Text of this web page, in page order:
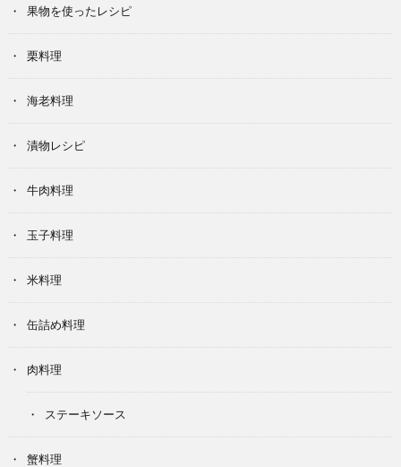
果物を使ったレシピ
栗料理
海老料理
漬物レシピ
牛肉料理
玉子料理
米料理
缶詰め料理
肉料理
ステーキソース
蟹料理